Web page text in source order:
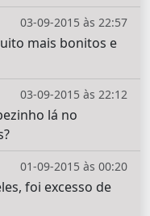
03-09-2015 às 22:57
mais bonitos e
03-09-2015 às 22:12
lá no
01-09-2015 às 00:20
foi excesso de